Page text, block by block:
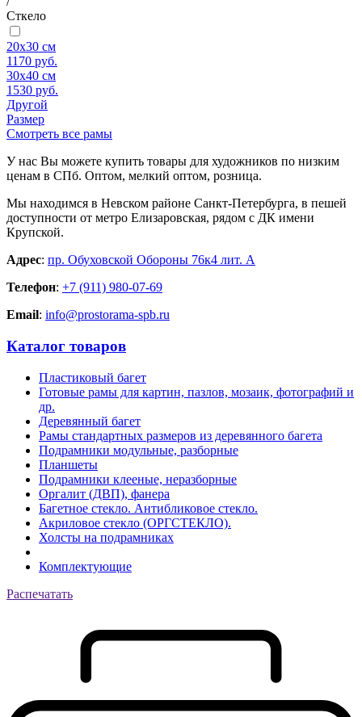
Сткело
20x30 см
1170 руб.
30x40 см
1530 руб.
Другой
Размер
Смотреть все рамы
У нас Вы можете купить товары для художников по низким
ценам в СПб. Оптом, мелкий оптом, розница.
Мы находимся в Невском районе Санкт-Петербурга, в пешей
доступности от метро Елизаровская, рядом с ДК имени
Крупской.
Адрес: пр. Обуховской Обороны 76к4 лит. А
Телефон: +7 (911) 980-07-69
Email: info@prostorama-spb.ru
Каталог товаров
Пластиковый багет
Готовые рамы для картин, пазлов, мозаик, фотографий и
др.
Деревянный багет
Рамы стандартных размеров из деревянного багета
Подрамники модульные, разборные
Планшеты
Подрамники клееные, неразборные
Оргалит (ДВП), фанера
Багетное стекло. Антибликовое стекло.
Акриловое стекло (ОРГСТЕКЛО).
Холсты на подрамниках
Комплектующие
Распечатать